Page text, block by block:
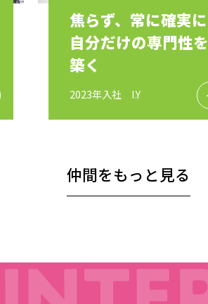
焦らず、常に確実に
自分だけの専門性を
築く
2023年入社 I.Y
仲間をもっと見る